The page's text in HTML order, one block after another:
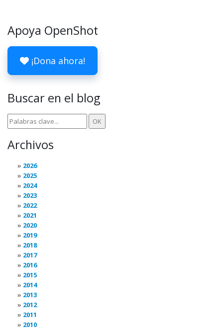
Apoya OpenShot
¡Dona ahora!
Buscar en el blog
Archivos
2026
2025
2024
2023
2022
2021
2020
2019
2018
2017
2016
2015
2014
2013
2012
2011
2010